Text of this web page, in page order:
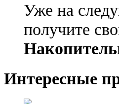
Уже на
получите
Интересные